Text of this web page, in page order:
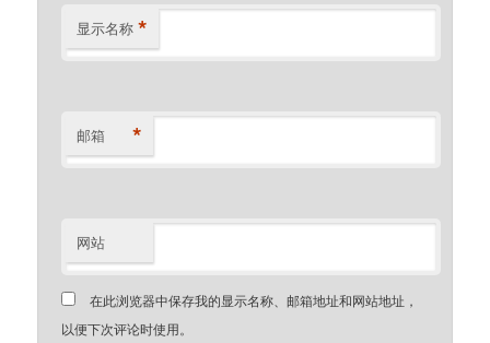
显示名称 *
邮箱 *
网站
在此浏览器中保存我的显示名称、邮箱地址和网站地址，
以便下次评论时使用。